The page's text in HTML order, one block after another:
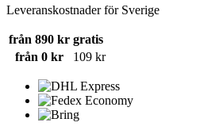
Leveranskostnader för Sverige
från 890 kr gratis
från 0 kr
109 kr